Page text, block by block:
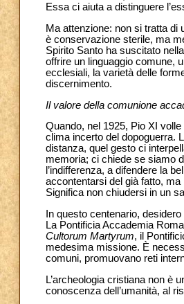
Essa ci aiuta a distinguere
Ma attenzione: non si tratta di
è conservazione sterile, ma
Spirito Santo ha suscitato
offrire un linguaggio comune,
ecclesiali, la varietà delle
discernimento.
Il valore della comunione
Quando, nel 1925, Pio XI
clima incerto del dopoguerra.
distanza, quel gesto ci
memoria; ci chiede se siamo
l’indifferenza, a difendere la
accontentarsi del già fatto,
Significa non chiudersi in un
In questo centenario,
La Pontificia Accademia
Cultorum Martyrum, il
medesima missione. È
comuni, promuovano reti
L’archeologia cristiana non è
conoscenza dell’umanità, al